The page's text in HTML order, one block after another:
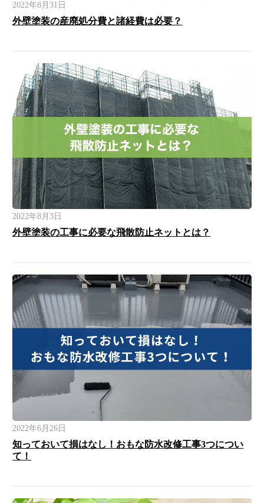
2022年8月31日
外壁塗装の産廃処分費と諸経費は必要？
2022年8月3日
外壁塗装の工事に必要な飛散防止ネットとは？
2022年6月26日
知っておいて損はなし！おもな防水改修工事3つについ
て！